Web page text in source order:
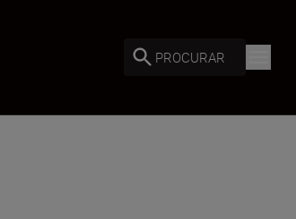
PROCURAR